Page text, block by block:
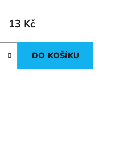
13 Kč
DO KOŠÍKU